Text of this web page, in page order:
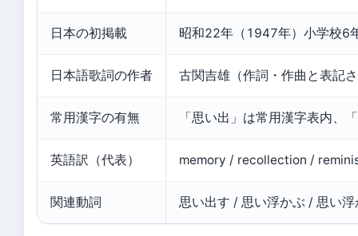
日本の初掲載 昭和22年（1947年）小学校
日本語歌詞の作者 古関吉雄（作詞・作曲と表記
常用漢字の有無 「思い出」は常用漢字表内
英語訳（代表） memory / recollection /
関連動詞 思い出す / 思い浮かぶ / 思い浮